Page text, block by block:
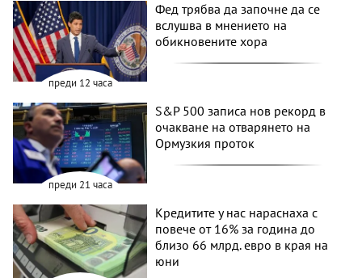
преди 12 часа
Фед трябва да започне да се
вслушва в мнението на
обикновените хора
преди 21 часа
S&P 500 записа нов рекорд в
очакване на отварянето на
Ормузкия проток
Кредитите у нас нараснаха с
повече от 16% за година до
близо 66 млрд. евро в края на
юни